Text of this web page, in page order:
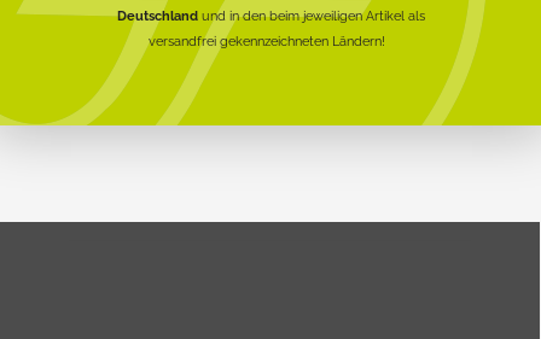
Deutschlandund in den beim jeweiligen Artikel als
versandfrei gekennzeichneten Ländern!